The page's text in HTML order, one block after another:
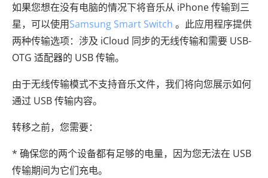
如果您想在没有电脑的情况下将音乐从 iPhone 传输到三
星，可以使用Samsung Smart Switch 。此应用程序提供
两种传输选项：涉及 iCloud 同步的无线传输和需要 USB-
OTG 适配器的 USB 传输。
由于无线传输模式不支持音乐文件，我们将向您展示如何
通过 USB 传输内容。
转移之前，您需要：
* 确保您的两个设备都有足够的电量，因为您无法在 USB
传输期间为它们充电。